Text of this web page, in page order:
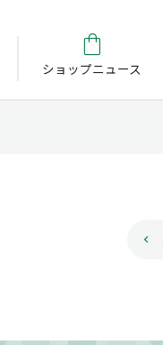
ショップニュース